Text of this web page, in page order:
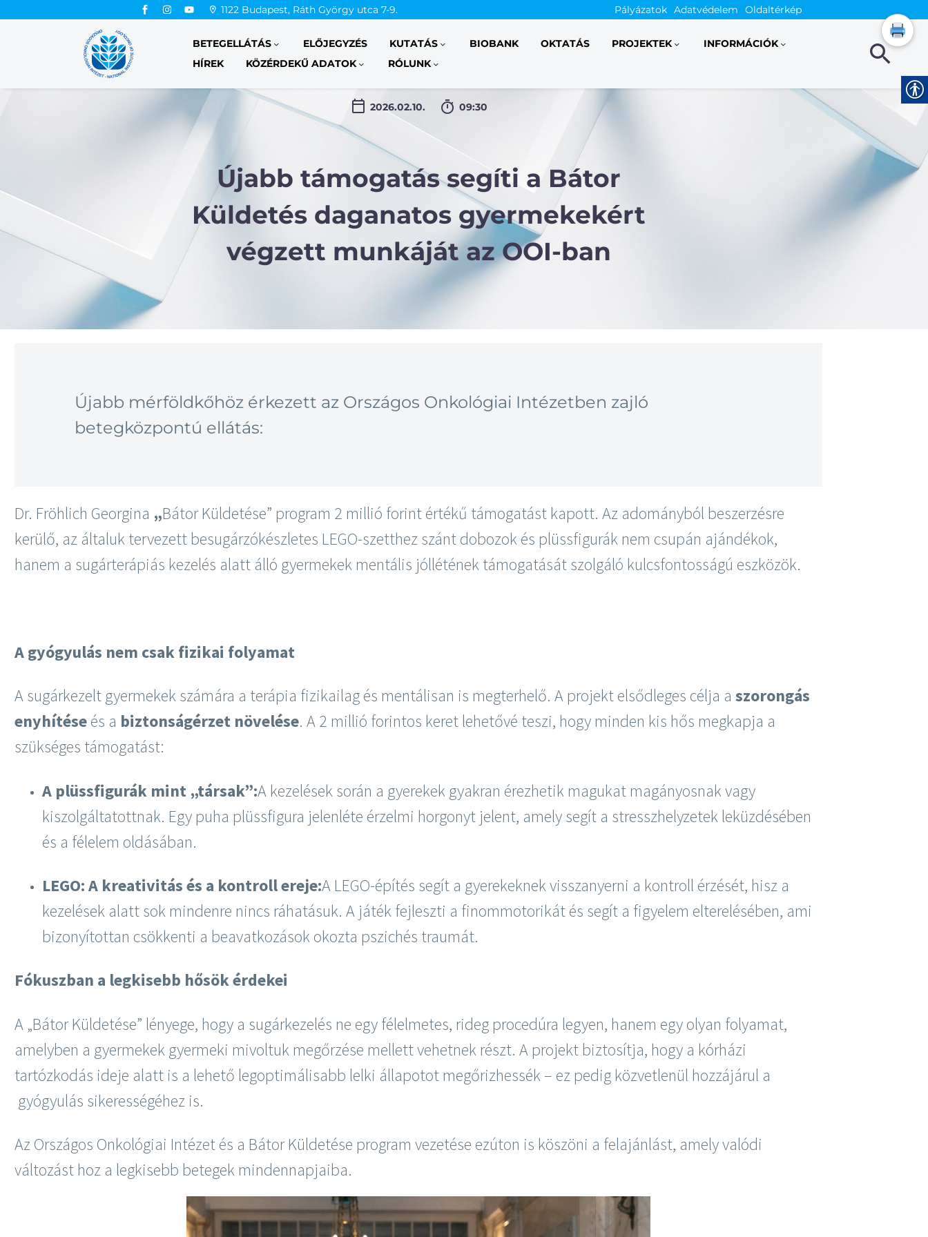
1122 Budapest, Ráth György utca 7-9. Pályázatok Adatvédelem Oldaltérkép
BETEGELLÁTÁS ELŐJEGYZÉS KUTATÁS BIOBANK OKTATÁS PROJEKTEK
INFORMÁCIÓK
HÍREK
KÖZÉRDEKŰ ADATOK RÓLUNK
2026.02.10. 09:30
Újabb támogatás segíti a Bátor
Küldetés daganatos gyermekekért
végzett munkáját az OOI-ban
Újabb mérföldkőhöz érkezett az Országos Onkológiai Intézetben zajló
betegközpontú ellátás:
Dr. Fröhlich Georgina „Bátor Küldetése” program 2 millió forint értékű támogatást kapott. Az adományból beszerzésre
kerülő, az általuk tervezett besugárzókészletes LEGO-szetthez szánt dobozok és plüssfigurák nem csupán ajándékok,
hanem a sugárterápiás kezelés alatt álló gyermekek mentális jóllétének támogatását szolgáló kulcsfontosságú eszközök.
A gyógyulás nem csak fizikai folyamat
A sugárkezelt gyermekek számára a terápia fizikailag és mentálisan is megterhelő. A projekt elsődleges célja a szorongás
enyhítéseés a biztonságérzet növelése. A 2 millió forintos keret lehetővé teszi, hogy minden kis hős megkapja a
szükséges támogatást:
A plüssfigurák mint „társak”:A kezelések során a gyerekek gyakran érezhetik magukat magányosnak vagy
kiszolgáltatottnak. Egy puha plüssfigura jelenléte érzelmi horgonyt jelent, amely segít a stresszhelyzetek leküzdésében
és a félelem oldásában.
LEGO: A kreativitás és a kontroll ereje:A LEGO-építés segít a gyerekeknek visszanyerni a kontroll érzését, hisz a
kezelések alatt sok mindenre nincs ráhatásuk. A játék fejleszti a finommotorikát és segít a figyelem elterelésében, ami
bizonyítottan csökkenti a beavatkozások okozta pszichés traumát.
Fókuszban a legkisebb hősök érdekei
A „Bátor Küldetése” lényege, hogy a sugárkezelés ne egy félelmetes, rideg procedúra legyen, hanem egy olyan folyamat,
amelyben a gyermekek gyermeki mivoltuk megőrzése mellett vehetnek részt. A projekt biztosítja, hogy a kórházi
tartózkodás ideje alatt is a lehető legoptimálisabb lelki állapotot megőrizhessék – ez pedig közvetlenül hozzájárul a
gyógyulás sikerességéhez is.
Az Országos Onkológiai Intézet és a Bátor Küldetése program vezetése ezúton is köszöni a felajánlást, amely valódi
változást hoz a legkisebb betegek mindennapjaiba.